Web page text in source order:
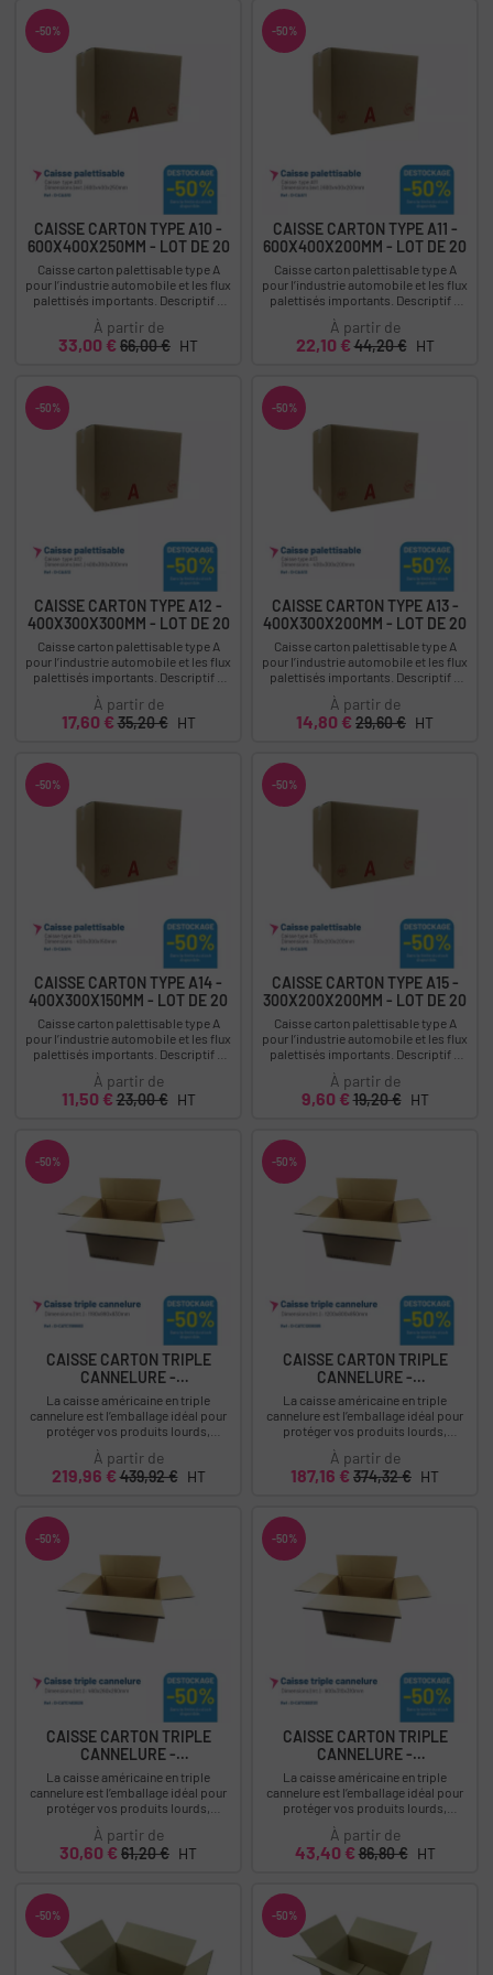
-50%
CAISSE CARTON TYPE A10 -
600X400X250MM - LOT DE 20
Caisse carton palettisable type A
pour l’industrie automobile et les flux
palettisés importants. Descriptif :
Caisse type A10 - Dimensions...
À partir de
Prix
33,00 € Prix
66,00 € HT
-50%
CAISSE CARTON TYPE A11 -
600X400X200MM - LOT DE 20
Caisse carton palettisable type A
pour l’industrie automobile et les flux
palettisés importants. Descriptif :
Caisse type A11 - Dimensions...
À partir de
Prix
22,10 €Prix
44,20 € HT
-50%
CAISSE CARTON TYPE A12 -
400X300X300MM - LOT DE 20
Caisse carton palettisable type A
pour l’industrie automobile et les flux
palettisés importants. Descriptif :
Caisse type A12 - dimensions...
À partir de
Prix
17,60 €Prix
35,20 € HT
-50%
CAISSE CARTON TYPE A13 -
400X300X200MM - LOT DE 20
Caisse carton palettisable type A
pour l’industrie automobile et les flux
palettisés importants. Descriptif :
Caisse type A13 - Dimensions...
À partir de
Prix
14,80 € Prix
29,60 € HT
-50%
CAISSE CARTON TYPE A14 -
400X300X150MM - LOT DE 20
Caisse carton palettisable type A
pour l’industrie automobile et les flux
palettisés importants. Descriptif :
Caisse type A14 - Dimensions...
À partir de
Prix
11,50 €Prix
23,00 € HT
-50%
CAISSE CARTON TYPE A15 -
300X200X200MM - LOT DE 20
Caisse carton palettisable type A
pour l’industrie automobile et les flux
palettisés importants. Descriptif :
Caisse type A15 - Dimensions...
À partir de
Prix
9,60 €Prix
19,20 € HT
-50%
CAISSE CARTON TRIPLE
CANNELURE -
1190X990X830MM...
La caisse américaine en triple
cannelure est l’emballage idéal pour
protéger vos produits lourds,
fragiles ou à forte valeur ajoutée.
Grâce à sa...
À partir de
Prix
219,96 €Prix
439,92 € HT
-50%
CAISSE CARTON TRIPLE
CANNELURE -
1200X800X850MM...
La caisse américaine en triple
cannelure est l’emballage idéal pour
protéger vos produits lourds,
fragiles ou à forte valeur ajoutée.
Grâce à sa...
À partir de
Prix
187,16 € Prix
374,32 € HT
-50%
CAISSE CARTON TRIPLE
CANNELURE -
460X260X260MM...
La caisse américaine en triple
cannelure est l’emballage idéal pour
protéger vos produits lourds,
fragiles ou à forte valeur ajoutée.
Grâce à sa...
À partir de
Prix
30,60 € Prix
61,20 € HT
-50%
CAISSE CARTON TRIPLE
CANNELURE -
600X310X310MM-...
La caisse américaine en triple
cannelure est l’emballage idéal pour
protéger vos produits lourds,
fragiles ou à forte valeur ajoutée.
Grâce à sa...
À partir de
Prix
43,40 €Prix
86,80 € HT
-50% -50%